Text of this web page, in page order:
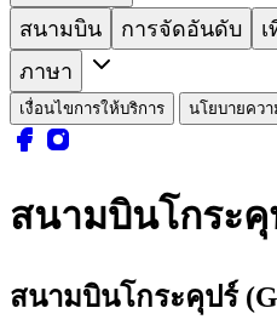
สนามบิน
การจัดอันดับ
ภาษา
เงื่อนไขการให้บริการ นโยบายคว
สนามบินโกระคุ
สนามบินโกระคุปร์